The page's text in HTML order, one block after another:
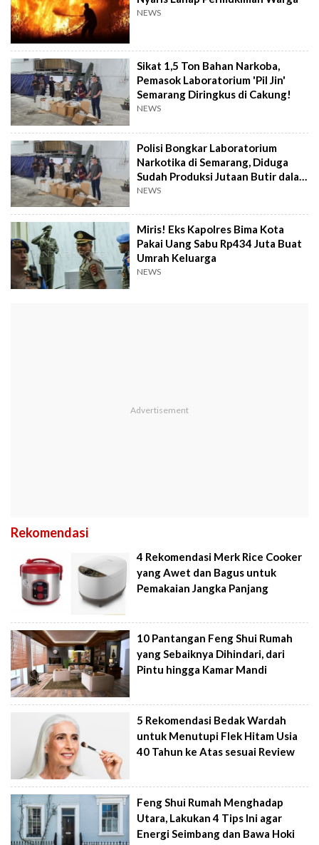
NEWS
Sikat 1,5 Ton Bahan Narkoba,
Pemasok Laboratorium 'Pil Jin'
Semarang Diringkus di Cakung!
NEWS
Polisi Bongkar Laboratorium
Narkotika di Semarang, Diduga
Sudah Produksi Jutaan Butir dalam
4 Bulan
NEWS
Miris! Eks Kapolres Bima Kota
Pakai Uang Sabu Rp434 Juta Buat
Umrah Keluarga
NEWS
Rekomendasi
4 Rekomendasi Merk Rice Cooker
yang Awet dan Bagus untuk
Pemakaian Jangka Panjang
10 Pantangan Feng Shui Rumah
yang Sebaiknya Dihindari, dari
Pintu hingga Kamar Mandi
5 Rekomendasi Bedak Wardah
untuk Menutupi Flek Hitam Usia
40 Tahun ke Atas sesuai Review
Feng Shui Rumah Menghadap
Utara, Lakukan 4 Tips Ini agar
Energi Seimbang dan Bawa Hoki